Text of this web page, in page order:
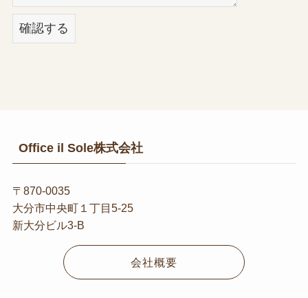
Office il Sole株式会社
〒870-0035
大分市中央町１丁目5-25
新大分ビル3-B
会社概要